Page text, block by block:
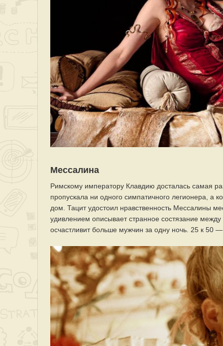
Мессалина
Римскому императору Клавдию досталась самая
пропускала ни одного симпатичного легионера, а
дом. Тацит удостоил нравственность Мессалины
удивлением описывает странное состязание
осчастливит больше мужчин за одну ночь. 25 к